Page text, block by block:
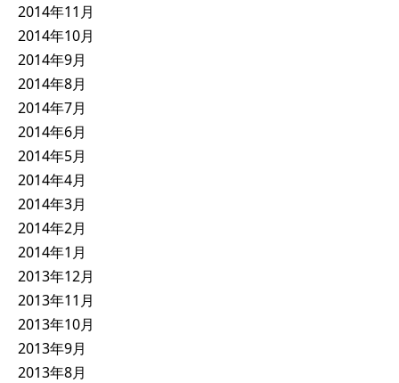
2014年11月
2014年10月
2014年9月
2014年8月
2014年7月
2014年6月
2014年5月
2014年4月
2014年3月
2014年2月
2014年1月
2013年12月
2013年11月
2013年10月
2013年9月
2013年8月